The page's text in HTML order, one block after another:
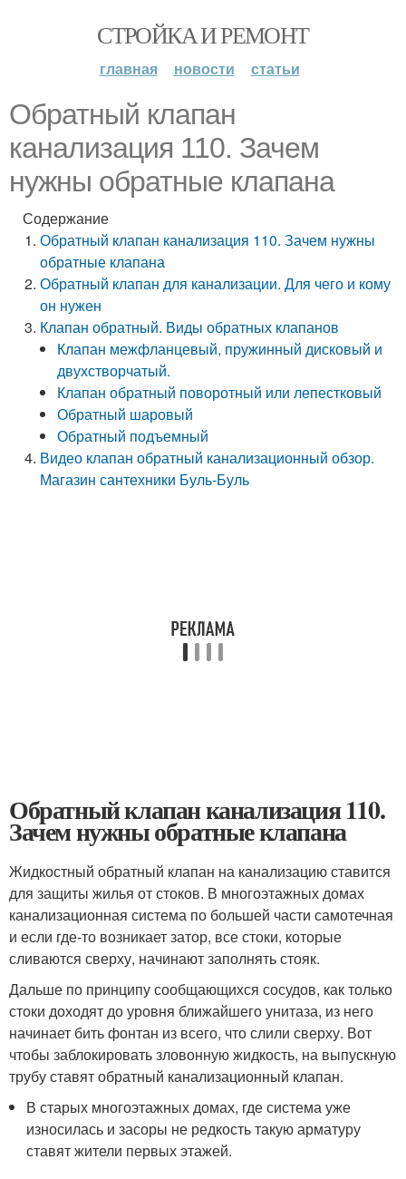
СТРОЙКА И РЕМОНТ
главная новости статьи
Обратный клапан
канализация 110. Зачем
нужны обратные клапана
Содержание
Обратный клапан канализация 110. Зачем нужны
обратные клапана
Обратный клапан для канализации. Для чего и кому
он нужен
Клапан обратный. Виды обратных клапанов
Клапан межфланцевый, пружинный дисковый и
двухстворчатый.
Клапан обратный поворотный или лепестковый
Обратный шаровый
Обратный подъемный
Видео клапан обратный канализационный обзор.
Магазин сантехники Буль-Буль
Обратный клапан канализация 110.
Зачем нужны обратные клапана
Жидкостный обратный клапан на канализацию ставится
для защиты жилья от стоков. В многоэтажных домах
канализационная система по большей части самотечная
и если где-то возникает затор, все стоки, которые
сливаются сверху, начинают заполнять стояк.
Дальше по принципу сообщающихся сосудов, как только
стоки доходят до уровня ближайшего унитаза, из него
начинает бить фонтан из всего, что слили сверху. Вот
чтобы заблокировать зловонную жидкость, на выпускную
трубу ставят обратный канализационный клапан.
В старых многоэтажных домах, где система уже
износилась и засоры не редкость такую арматуру
ставят жители первых этажей.